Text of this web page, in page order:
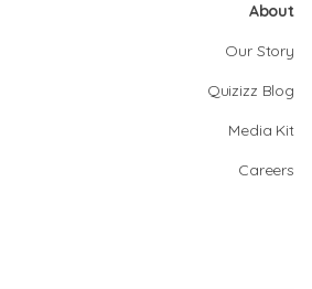
About
Our Story
Quizizz Blog
Media Kit
Careers